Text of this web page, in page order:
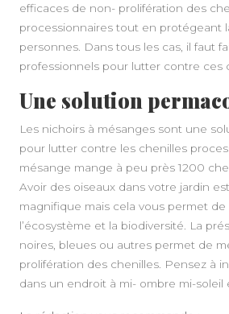
efficaces de non- prolifération des
processionnaires tout en protégeant
personnes. Dans tous les cas, il faut
professionnels pour lutter contre ces
Une solution
Les nichoirs à mésanges sont une
pour lutter contre les chenilles
mésange mange à peu près 1200
Avoir des oiseaux dans votre jardin
magnifique mais cela vous permet
l’écosystème et la biodiversité. La
noires, bleues ou autres permet de
prolifération des chenilles. Pensez à
dans un endroit à mi- ombre mi-soleil